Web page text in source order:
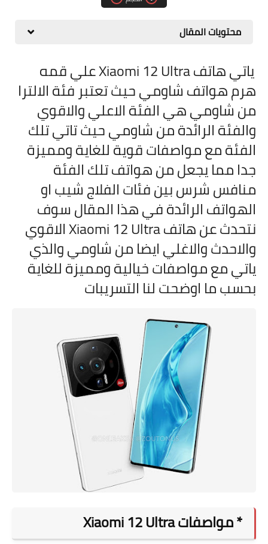
محتويات المقال
ياتي هاتف Xiaomi 12 Ultra علي قمه
هرم هواتف شاومي حيث تعتبر فئة الالترا
من شاومي هي الفئة الاعلي والاقوي
والفئة الرائدة من شاومي حيث تاتي تلك
الفئة مع مواصفات قوية للغاية ومميزة
جدا مما يجعل من هواتف تلك الفئة
منافس شرس بين فئات الفلاج شيب او
الهواتف الرائدة في هذا المقال سوف
نتحدث عن هاتف Xiaomi 12 Ultra الاقوي
والاحدث والاغلي ايضا من شاومي والذي
ياتي مع مواصفات خيالية ومميزة للغاية
بحسب ما اوضحت لنا التسريبات
* مواصفات Xiaomi 12 Ultra